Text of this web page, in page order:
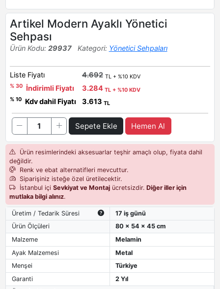
Artikel Modern Ayaklı Yönetici
Sehpası
Ürün Kodu: 29937 Kategori: Yönetici Sehpaları
Liste Fiyatı 4.692 TL + %10 KDV
% 30
İndirimli Fiyatı 3.284 TL + %10 KDV
% 10
Kdv dahil Fiyatı 3.613 TL
Sepete Ekle Hemen Al
Ürün resimlerindeki aksesuarlar teşhir amaçlı olup, fiyata dahil
değildir.
Renk ve ebat alternatifleri mevcuttur.
Siparişiniz isteğe özel üretilecektir.
İstanbul içi Sevkiyat ve Montajücretsizdir. Diğer iller için
mutlaka bilgi alınız.
Üretim / Tedarik Süresi
17 iş günü
Ürün Ölçüleri
80 x 54 x 45 cm
Malzeme
Melamin
Ayak Malzemesi
Metal
Menşei
Türkiye
Garanti
2 Yıl